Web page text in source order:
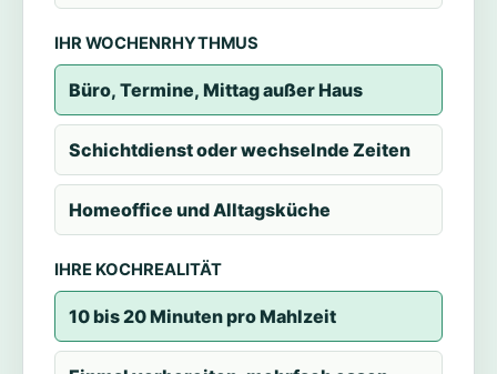
IHR WOCHENRHYTHMUS
Büro, Termine, Mittag außer Haus
Schichtdienst oder wechselnde Zeiten
Homeoffice und Alltagsküche
IHRE KOCHREALITÄT
10 bis 20 Minuten pro Mahlzeit